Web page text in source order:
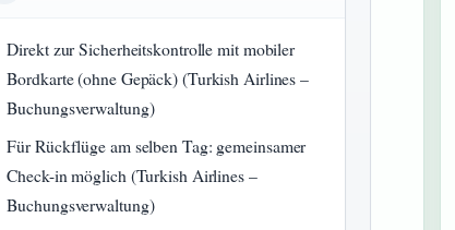
Direkt zur Sicherheitskontrolle mit mobiler
Bordkarte (ohne Gepäck) (Turkish Airlines –
Buchungsverwaltung)
Für Rückflüge am selben Tag: gemeinsamer
Check-in möglich (Turkish Airlines –
Buchungsverwaltung)